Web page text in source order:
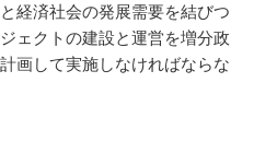
経済社会の発展需要を結びつ
ェクトの建設と運営を増分政
画して実施しなければならな